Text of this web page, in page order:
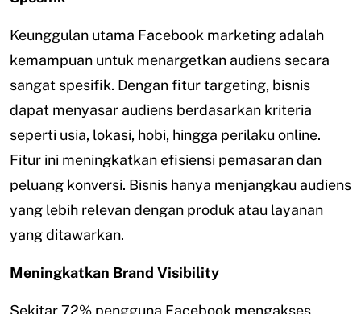
Keunggulan utama Facebook marketing adalah
kemampuan untuk menargetkan audiens secara
sangat spesifik. Dengan fitur targeting, bisnis
dapat menyasar audiens berdasarkan kriteria
seperti usia, lokasi, hobi, hingga perilaku online.
Fitur ini meningkatkan efisiensi pemasaran dan
peluang konversi. Bisnis hanya menjangkau audiens
yang lebih relevan dengan produk atau layanan
yang ditawarkan.
Meningkatkan Brand Visibility